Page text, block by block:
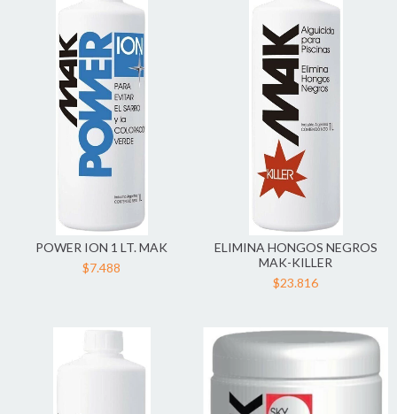
POWER ION 1 LT. MAK
$7.488
ELIMINA HONGOS NEGROS
MAK-KILLER
$23.816